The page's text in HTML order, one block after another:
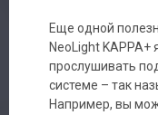
Еще одной
NeoLight KAPPA+
прослушивать
системе – так
Например, вы